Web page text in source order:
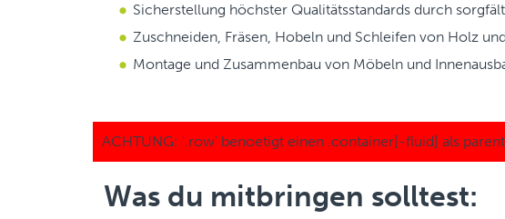
Sicherstellung höchster Qualitätsstandards durch
Zuschneiden, Fräsen, Hobeln und Schleifen von Holz
Montage und Zusammenbau von Möbeln und
Was du mitbringen solltest: